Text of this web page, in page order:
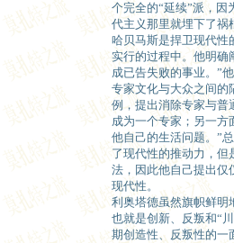
个完全的“延续”派，因
代主义那里就埋下了祸
哈贝马斯是捍卫现代性
实行的过程中。他明确
成已告失败的事业。”
专家文化与大众之间的
例，提出消除专家与普
成为一个专家；另一方
他自己的生活问题。”
了现代性的推动力，但
法，因此他自己提出仅
现代性。
利奥塔德虽然旗帜鲜明
也就是创新、反叛和“
期创造性、反叛性的一